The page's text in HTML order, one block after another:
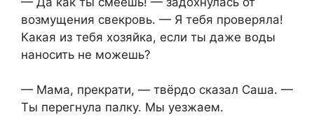
возмущения свекровь. — Я тебя проверяла!
Какая из тебя хозяйка, если ты даже воды
наносить не можешь?
— Мама, прекрати, — твёрдо сказал Саша. —
Ты перегнула палку. Мы уезжаем.